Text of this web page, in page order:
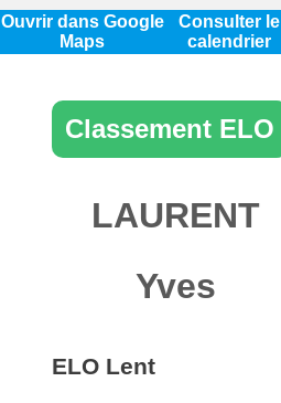
Ouvrir dans Google
Maps
Consulter le
calendrier
Classement ELO
LAURENT
Yves
ELO Lent